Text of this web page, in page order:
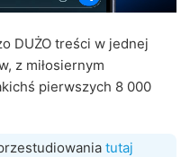
DUŻO treści w jednej
z miłosiernym
pierwszych 8 000
tutaj